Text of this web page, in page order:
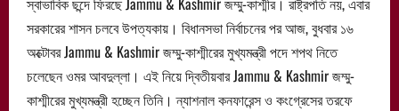
সরকারের শাসন চলবে উপত্যকায়। বিধানসভা নির্বাচনের পর আজ, বুধবার ১৬
অক্টোবর Jammu & Kashmir জম্মু-কাশ্মীরের মুখ্যমন্ত্রী পদে শপথ নিতে
চলেছেন ওমর আবদুল্লা। এই নিয়ে দ্বিতীয়বার Jammu & Kashmir জম্মু-
কাশ্মীরের মুখ্যমন্ত্রী হচ্ছেন তিনি। ন্যাশনাল কনফারেন্স ও কংগ্রেসের তরফে